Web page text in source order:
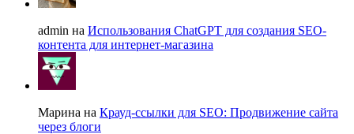
admin на Использования ChatGPT для создания SEO-
контента для интернет-магазина
Марина на Крауд-ссылки для SEO: Продвижение сайта
через блоги